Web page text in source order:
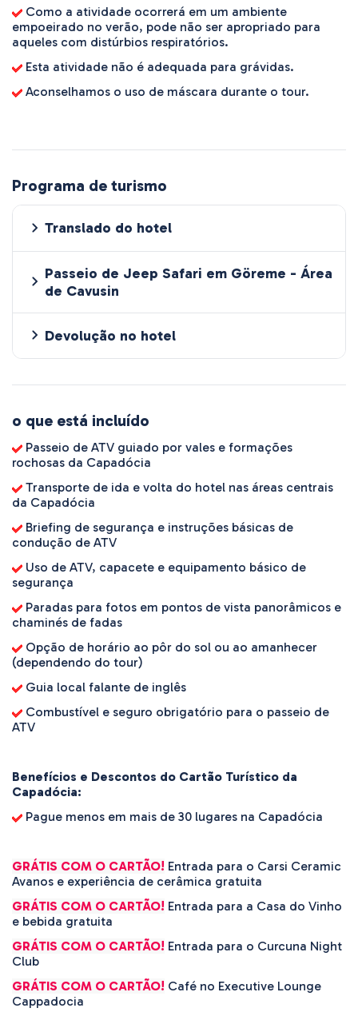
Como a atividade ocorrerá em um ambiente
empoeirado no verão, pode não ser apropriado para
aqueles com distúrbios respiratórios.
Esta atividade não é adequada para grávidas.
Aconselhamos o uso de máscara durante o tour.
Programa de turismo
Translado do hotel
Passeio de Jeep Safari em Göreme - Área
de Cavusin
Devolução no hotel
o que está incluído
Passeio de ATV guiado por vales e formações
rochosas da Capadócia
Transporte de ida e volta do hotel nas áreas centrais
da Capadócia
Briefing de segurança e instruções básicas de
condução de ATV
Uso de ATV, capacete e equipamento básico de
segurança
Paradas para fotos em pontos de vista panorâmicos e
chaminés de fadas
Opção de horário ao pôr do sol ou ao amanhecer
(dependendo do tour)
Guia local falante de inglês
Combustível e seguro obrigatório para o passeio de
ATV
Benefícios e Descontos do Cartão Turístico da
Capadócia:
Pague menos em mais de 30 lugares na Capadócia
GRÁTIS COM O CARTÃO! Entrada para o Carsi Ceramic
Avanos e experiência de cerâmica gratuita
GRÁTIS COM O CARTÃO! Entrada para a Casa do Vinho
e bebida gratuita
GRÁTIS COM O CARTÃO! Entrada para o Curcuna Night
Club
GRÁTIS COM O CARTÃO! Café no Executive Lounge
Cappadocia